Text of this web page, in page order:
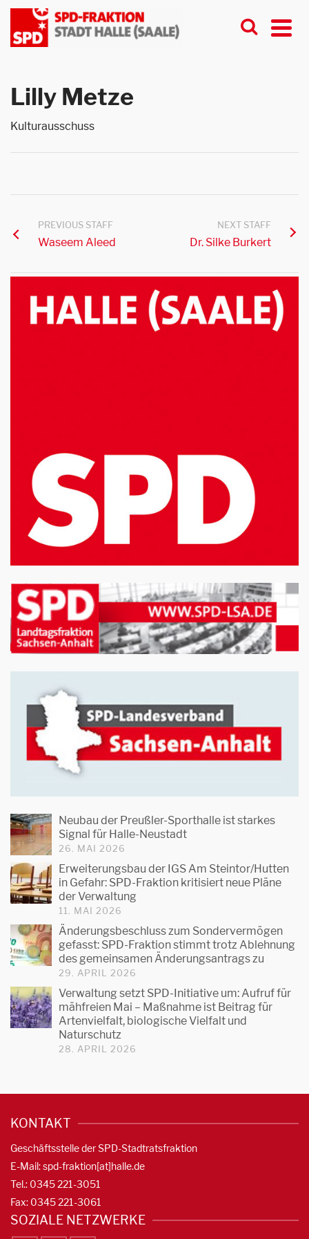
Lilly Metze
Kulturausschuss
PREVIOUS STAFF
Waseem Aleed
NEXT STAFF
Dr. Silke Burkert
Neubau der Preußler-Sporthalle ist starkes
Signal für Halle-Neustadt
26. MAI 2026
Erweiterungsbau der IGS Am Steintor/Hutten
in Gefahr: SPD-Fraktion kritisiert neue Pläne
der Verwaltung
11. MAI 2026
Änderungsbeschluss zum Sondervermögen
gefasst: SPD-Fraktion stimmt trotz Ablehnung
des gemeinsamen Änderungsantrags zu
29. APRIL 2026
Verwaltung setzt SPD-Initiative um: Aufruf für
mähfreien Mai – Maßnahme ist Beitrag für
Artenvielfalt, biologische Vielfalt und
Naturschutz
28. APRIL 2026
KONTAKT
Geschäftsstelle der SPD-Stadtratsfraktion
E-Mail: spd-fraktion[at]halle.de
Tel.: 0345 221-3051
Fax: 0345 221-3061
SOZIALE NETZWERKE